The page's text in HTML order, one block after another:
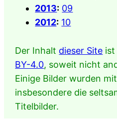
2013: 09
2012: 10
Der Inhalt dieser Site ist
BY-4.0, soweit nicht
Einige Bilder wurden
insbesondere die
Titelbilder.